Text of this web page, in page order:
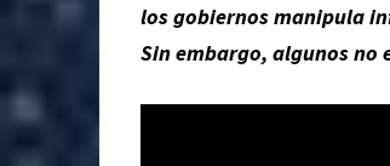
los gobiernos manipula
Sin embargo, algunos no